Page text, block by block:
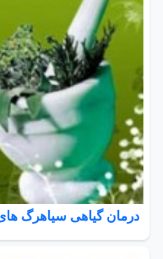
درمان گیاهی سیاهرگ های